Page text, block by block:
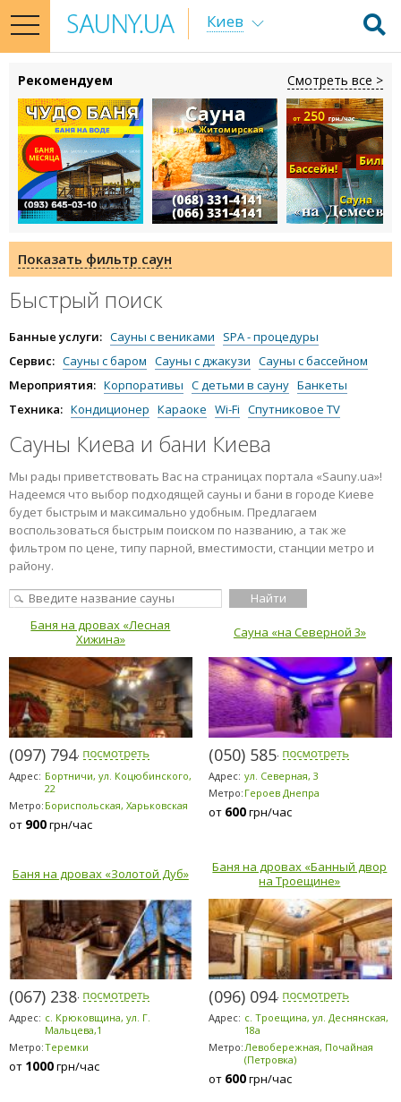
toggle
navigation
Киев
Рекомендуем Смотреть все >
Быстрый поиск
Банные услуги: Сауны с вениками
SPA - процедуры
Массаж в сауне
Пропарки в сауне
Сервис: Сауны с баром Сауны с джакузи Сауны с бассейном
Сауна со своей едой
Сауны с бильярдом
Мероприятия: Корпоративы С детьми в сауну Банкеты
Сауны с рестораном
Техника: Кондиционер Караоке Wi-Fi Спутниковое TV
Сауны Киева и бани Киева
Мы рады приветствовать Вас на страницах портала «Sauny.ua»!
Надеемся что выбор подходящей сауны и бани в городе Киеве
будет быстрым и максимально удобным. Предлагаем
воспользоваться быстрым поиском по названию, а так же
фильтром по цене, типу парной, вместимости, станции метро и
району.
Баня на дровах «Лесная
Хижина»
(097) 794-2303
Адрес: Бортничи, ул. Коцюбинского,
22
Метро: Бориспольская, Харьковская
от 900грн/час
Сауна «на Северной 3»
(050) 585-1371
Адрес: ул. Северная, 3
Метро: Героев Днепра
от 600грн/час
Баня на дровах «Золотой Дуб»
(067) 238-8080
Адрес: с. Крюковщина, ул. Г.
Мальцева,1
Метро:Теремки
от 1000грн/час
Баня на дровах «Банный двор
на Троещине»
(096) 094-5294
Адрес: с. Троещина, ул. Деснянская,
18а
Метро: Левобережная, Почайная
(Петровка)
от 600грн/час
Показать фильтр саун